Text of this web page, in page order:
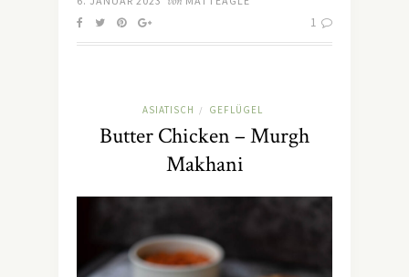
1
ASIATISCH / GEFLÜGEL
Butter Chicken – Murgh
Makhani